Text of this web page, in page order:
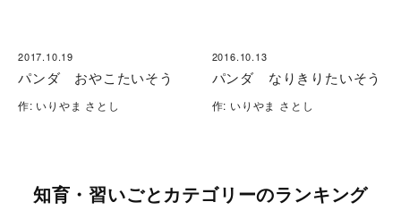
2017.10.19
パンダ おやこたいそう
作: いりやま さとし
2016.10.13
パンダ なりきりたいそう
作: いりやま さとし
知育・習いごとカテゴリーのランキング